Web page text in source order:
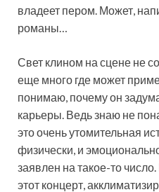
владеет пером. Может,
романы…
Свет клином на сцене не
еще много где может
понимаю, почему он
карьеры. Ведь знаю не
это очень утомительная
физически, и
заявлен на такое-то
этот концерт,